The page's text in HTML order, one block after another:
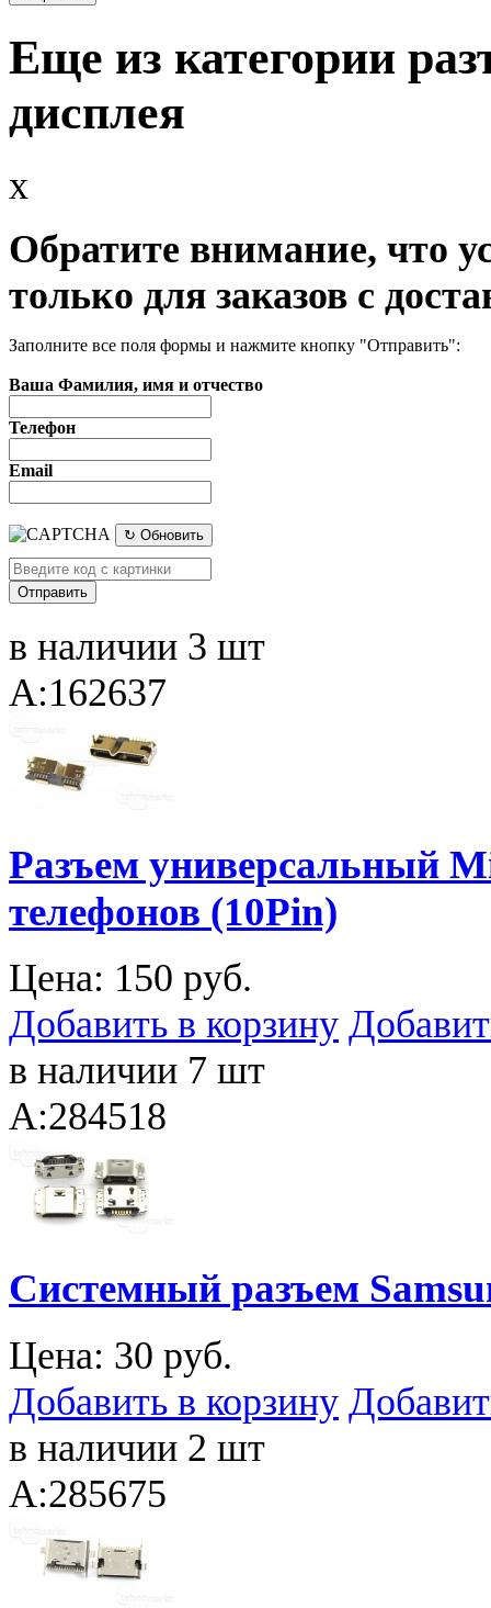
Еще из категории
дисплея
x
Обратите внимание, что
только для заказов с
Заполните все поля формы и нажмите кнопку "Отправить":
Ваша Фамилия, имя и отчество
Телефон
Email
↻ Обновить
в наличии 3 шт
A:162637
Разъем универсальный
телефонов (10Pin)
Цена: 150 руб.
Добавить в корзину
в наличии 7 шт
A:284518
Системный разъем
Цена: 30 руб.
Добавить в корзину
в наличии 2 шт
A:285675